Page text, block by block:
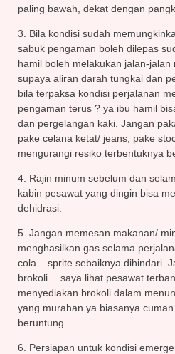
paling bawah, dekat dengan
3. Bila kondisi sudah
sabuk pengaman boleh dilepas
hamil boleh melakukan jalan-
supaya aliran darah tungkai dan
bila terpaksa kondisi perjalanan
pengaman terus ? ya ibu hamil
dan pergelangan kaki. Jangan
pake celana ketat/ jeans, pake
mengurangi resiko terbentuknya
4. Rajin minum sebelum dan
kabin pesawat yang dingin bisa
dehidrasi.
5. Jangan memesan makanan/
menghasilkan gas selama
cola – sprite sebaiknya dihindari.
brokoli… saya lihat pesawat
menyediakan brokoli dalam
yang murahan ya biasanya
beruntung…
6. Persiapan untuk kondisi